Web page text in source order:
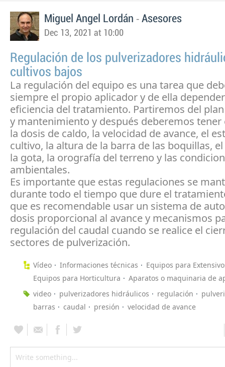
Miguel Angel Lordán - Asesores
Dec 13, 2021 at 10:00
Regulación de los pulverizadores
cultivos bajos
La regulación del equipo es una tarea que
siempre el propio aplicador y de ella
eficiencia del tratamiento. Partiremos del
y mantenimiento y después deberemos tener
la dosis de caldo, la velocidad de avance, el
cultivo, la altura de la barra de las boquillas,
la gota, la orografía del terreno y las
ambientales.
Es importante que estas regulaciones se
durante todo el tiempo que dure el
que es recomendable usar un sistema de
dosis proporcional al avance y mecanismos
regulación del caudal cuando se realice el
sectores de pulverización.
Vídeo Informaciones técnicas
Equipos para
Equipos para Horticultura
Aparatos o maquinaria de
video
pulverizadores hidráulicos regulación
barras
caudal presión velocidad de avance